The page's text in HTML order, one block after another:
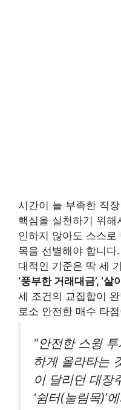
시간이 늘 부족한 직장
핵심을 실천하기 위
인하지 않아도 스스
목을 선별해야 합니다
대적인 기준은 딱 세
‘풍부한 거래대금’, ‘살
세 조건의 교집합이
로소 안전한 매수 타
“안전한 스윙
하게 올라타는
이 달리던 대장
‘쉼터(눌림목)’